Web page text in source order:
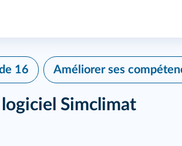
16 Améliorer ses
Simclimat